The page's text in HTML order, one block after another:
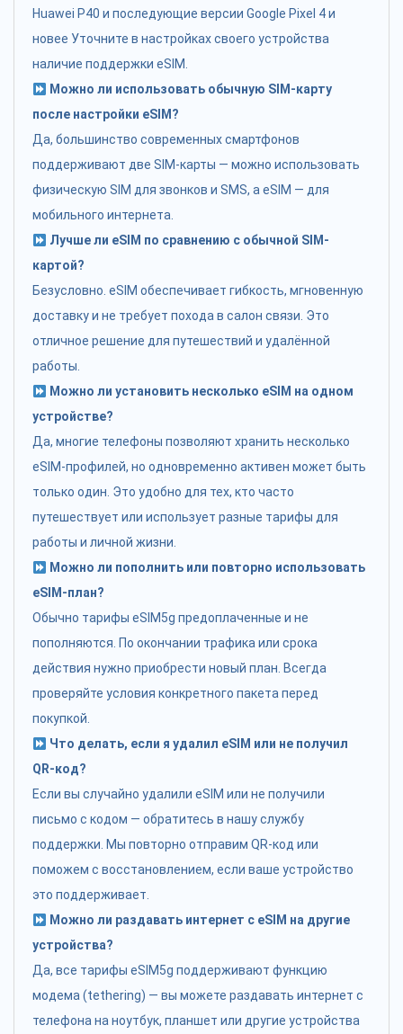
Huawei P40 и последующие версии Google Pixel 4 и
новее Уточните в настройках своего устройства
наличие поддержки eSIM.
Можно ли использовать обычную SIM-карту
после настройки eSIM?
Да, большинство современных смартфонов
поддерживают две SIM-карты — можно использовать
физическую SIM для звонков и SMS, а eSIM — для
мобильного интернета.
Лучше ли eSIM по сравнению с обычной SIM-
картой?
Безусловно. eSIM обеспечивает гибкость, мгновенную
доставку и не требует похода в салон связи. Это
отличное решение для путешествий и удалённой
работы.
Можно ли установить несколько eSIM на одном
устройстве?
Да, многие телефоны позволяют хранить несколько
eSIM-профилей, но одновременно активен может быть
только один. Это удобно для тех, кто часто
путешествует или использует разные тарифы для
работы и личной жизни.
Можно ли пополнить или повторно использовать
eSIM-план?
Обычно тарифы eSIM5g предоплаченные и не
пополняются. По окончании трафика или срока
действия нужно приобрести новый план. Всегда
проверяйте условия конкретного пакета перед
покупкой.
Что делать, если я удалил eSIM или не получил
QR-код?
Если вы случайно удалили eSIM или не получили
письмо с кодом — обратитесь в нашу службу
поддержки. Мы повторно отправим QR-код или
поможем с восстановлением, если ваше устройство
это поддерживает.
Можно ли раздавать интернет с eSIM на другие
устройства?
Да, все тарифы eSIM5g поддерживают функцию
модема (tethering) — вы можете раздавать интернет с
телефона на ноутбук, планшет или другие устройства